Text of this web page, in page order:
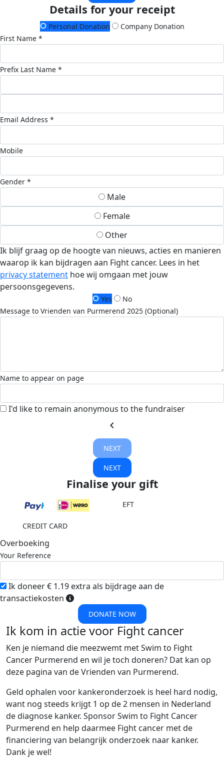
Details for your receipt
Personal Donation
Company Donation
First Name *
Prefix Last Name *
Email Address *
Mobile
Gender *
Male
Female
Other
Ik blijf graag op de hoogte van nieuws, acties en manieren
waarop ik kan bijdragen aan Fight cancer. Lees in het
privacy statement hoe wij omgaan met jouw
persoonsgegevens.
Yes
No
Message to Vrienden van Purmerend 2025 (Optional)
Name to appear on page
I'd like to remain anonymous to the fundraiser
chevron_left
NEXT
NEXT
Finalise your gift
EFT
CREDIT CARD
Overboeking
Your Reference
Ik doneer € 1.19 extra als bijdrage aan de
transactiekosten
DONATE NOW
Ik kom in actie voor Fight cancer
Ken je niemand die meezwemt met Swim to Fight
Cancer Purmerend en wil je toch doneren? Dat kan op
deze pagina van de Vrienden van Purmerend.
Geld ophalen voor kankeronderzoek is heel hard nodig,
want nog steeds krijgt 1 op de 2 mensen in Nederland
de diagnose kanker. Sponsor Swim to Fight Cancer
Purmerend en help daarmee Fight cancer met de
financiering van belangrijk onderzoek naar kanker.
Dank je wel!